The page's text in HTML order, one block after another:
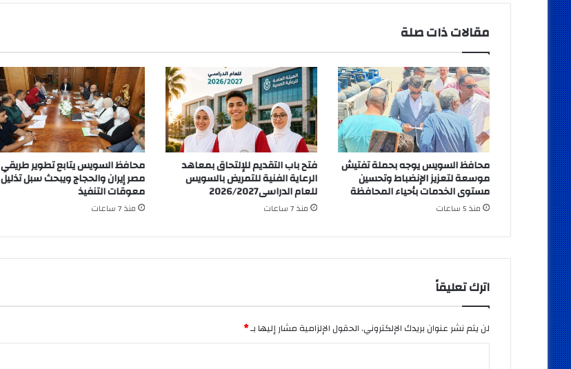
مقالات ذات صلة
محافظ السويس يوجه بحملة تفتيش
موسعة لتعزيز الإنضباط وتحسين
مستوى الخدمات بأحياء المحافظة
منذ 5 ساعات
فتح باب التقديم للإلتحاق بمعاهد
الرعاية الفنية للتمريض بالسويس
للعام الدراسى2026/2027
منذ 7 ساعات
محافظ السويس يتابع تطوير طريقي
مصر إيران والحجاج ويبحث سبل تذليل
معوقات التنفيذ
منذ 7 ساعات
اترك تعليقاً
لن يتم نشر عنوان بريدك الإلكتروني.الحقول الإلزامية مشار إليها بـ*